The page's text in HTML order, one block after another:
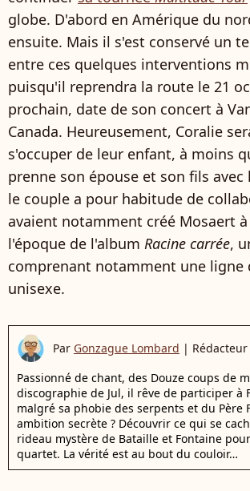
globe. D'abord en Amérique du
ensuite. Mais il s'est conservé un
entre ces quelques interventions
puisqu'il reprendra la route le 21
prochain, date de son concert à
Canada. Heureusement, Coralie
s'occuper de leur enfant, à moins
prenne son épouse et son fils
le couple a pour habitude de
avaient notamment créé Mosaert
l'époque de l'album Racine carrée,
comprenant notamment une ligne
unisexe.
Par Gonzague Lombard | Rédacteur
Passionné de chant, des Douze coups de
discographie de Jul, il rêve de participer à
malgré sa phobie des serpents et du Père
ambition secrète ? Découvrir ce qui se
rideau mystère de Bataille et Fontaine
quartet. La vérité est au bout du couloir…